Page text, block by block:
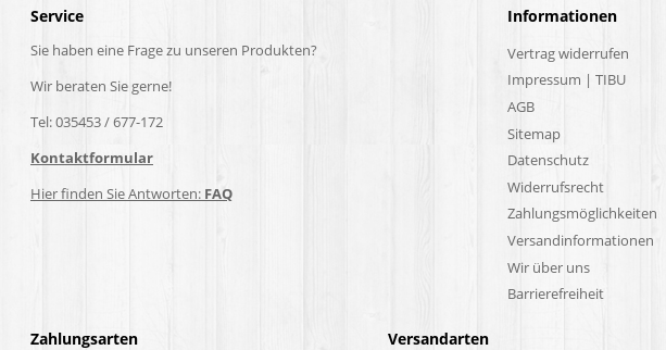
Service
Sie haben eine Frage zu unseren Produkten?
Wir beraten Sie gerne!
Tel: 035453 / 677-172
Kontaktformular
Hier finden Sie Antworten: FAQ
Informationen
Vertrag widerrufen
Impressum | TIBU
AGB
Sitemap
Datenschutz
Widerrufsrecht
Zahlungsmöglichkeiten
Versandinformationen
Wir über uns
Barrierefreiheit
Zahlungsarten Versandarten